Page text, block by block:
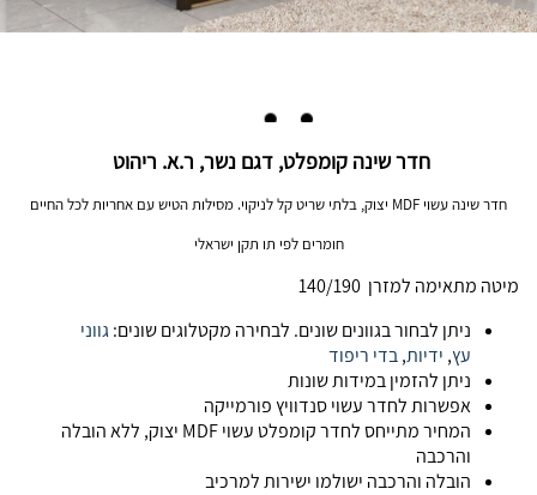
חדר שינה קומפלט, דגם נשר, ר.א. ריהוט
חדר שינה עשוי MDF יצוק, בלתי שריט קל לניקוי. מסילות הטיש עם אחריות לכל החיים
חומרים לפי תו תקן ישראלי
מיטה מתאימה למזרן 140/190
ניתן לבחור בגוונים שונים. לבחירה מקטלוגים שונים:גווני
עץ, ידיות,בדי ריפוד
ניתן להזמין במידות שונות
אפשרות לחדר עשוי סנדוויץ פורמייקה
המחיר מתייחס לחדר קומפלט עשוי MDF יצוק, ללא הובלה
והרכבה
הובלה והרכבה ישולמו ישירות למרכיב